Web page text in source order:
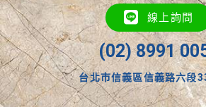
線上詢問
(02) 8991
台北市信義區信義路六段